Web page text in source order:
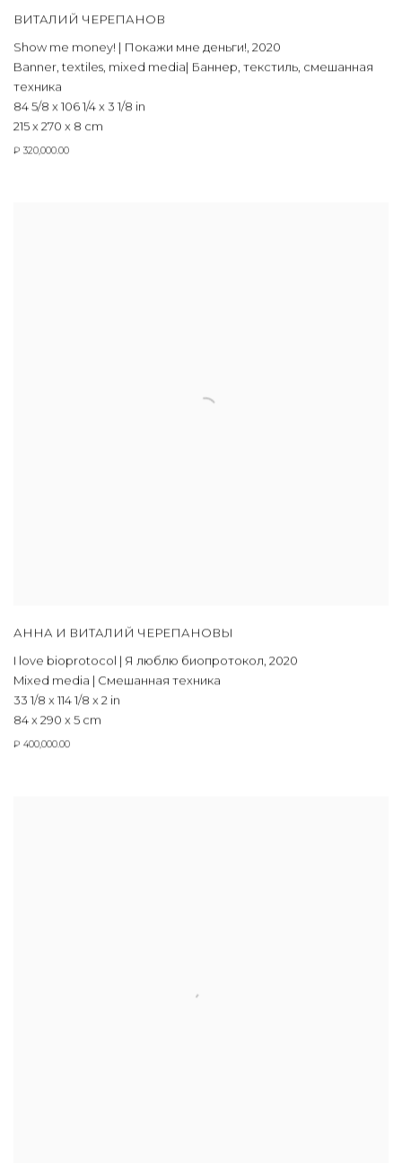
ВИТАЛИЙ ЧЕРЕПАНОВ
Show me money! | Покажи мне деньги!, 2020
Banner, textiles, mixed media| Баннер, текстиль, смешанная
техника
84 5/8 x 106 1/4 x 3 1/8 in
215 x 270 x 8 cm
₽ 320,000.00
АННА И ВИТАЛИЙ ЧЕРЕПАНОВЫ
I love bioprotocol | Я люблю биопротокол, 2020
Mixed media | Смешанная техника
33 1/8 x 114 1/8 x 2 in
84 x 290 x 5 cm
₽ 400,000.00